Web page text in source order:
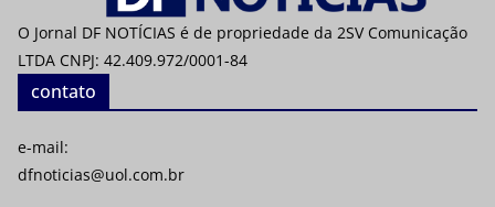
O Jornal DF NOTÍCIAS é de propriedade da 2SV Comunicação
LTDA CNPJ: 42.409.972/0001-84
contato
e-mail:
dfnoticias@uol.com.br